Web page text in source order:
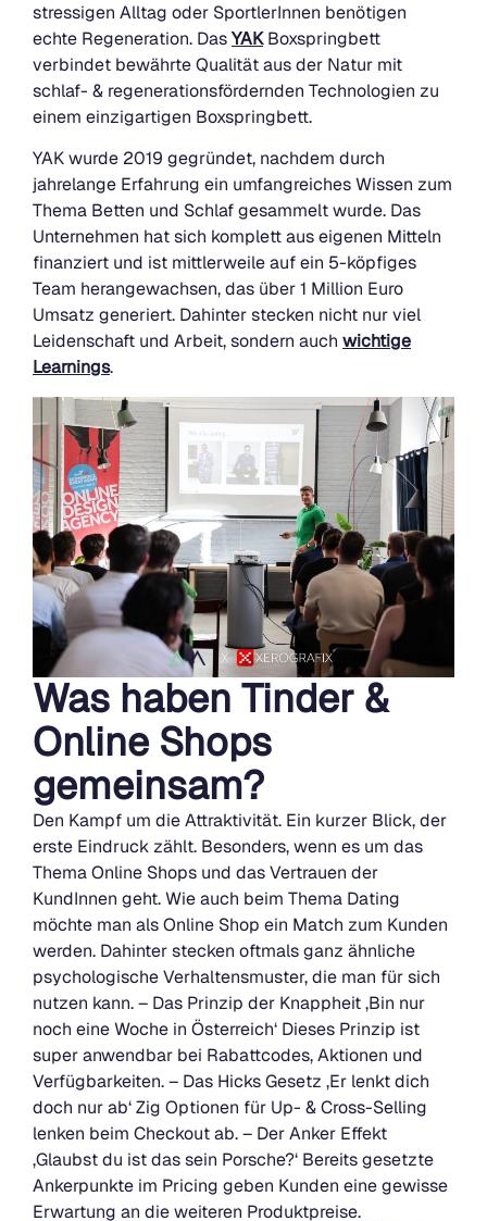
stressigen Alltag oder SportlerInnen benötigen
echte Regeneration. DasYAKBoxspringbett
verbindet bewährte Qualität aus der Natur mit
schlaf- & regenerationsfördernden Technologien zu
einem einzigartigen Boxspringbett.
YAK wurde 2019 gegründet, nachdem durch
jahrelange Erfahrung ein umfangreiches Wissen zum
Thema Betten und Schlaf gesammelt wurde. Das
Unternehmen hat sich komplett aus eigenen Mitteln
finanziert und ist mittlerweile auf ein 5-köpfiges
Team herangewachsen, das über 1 Million Euro
Umsatz generiert. Dahinter stecken nicht nur viel
Leidenschaft und Arbeit, sondern auch wichtige
Learnings.
Was haben Tinder &
Online Shops
gemeinsam?
Den Kampf um die Attraktivität. Ein kurzer Blick, der
erste Eindruck zählt. Besonders, wenn es um das
Thema Online Shops und das Vertrauen der
KundInnen geht. Wie auch beim Thema Dating
möchte man als Online Shop ein Match zum Kunden
werden. Dahinter stecken oftmals ganz ähnliche
psychologische Verhaltensmuster, die man für sich
nutzen kann. – Das Prinzip der Knappheit ‚Bin nur
noch eine Woche in Österreich‘ Dieses Prinzip ist
super anwendbar bei Rabattcodes, Aktionen und
Verfügbarkeiten. – Das Hicks Gesetz ‚Er lenkt dich
doch nur ab‘ Zig Optionen für Up- & Cross-Selling
lenken beim Checkout ab. – Der Anker Effekt
‚Glaubst du ist das sein Porsche?‘ Bereits gesetzte
Ankerpunkte im Pricing geben Kunden eine gewisse
Erwartung an die weiteren Produktpreise.